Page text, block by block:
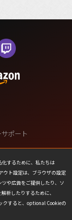
するために、私たちは
ウト設定は、ブラウザの設定
や広告をご提供したり、ソ
析したりするために、
クすると、optional Cookieの
ポート
売や共有を許可し
ス